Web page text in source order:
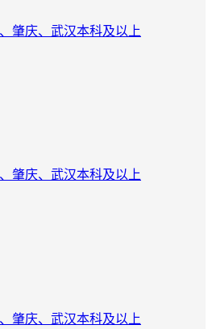
肇庆、武汉本科及以上
肇庆、武汉本科及以上
肇庆、武汉本科及以上